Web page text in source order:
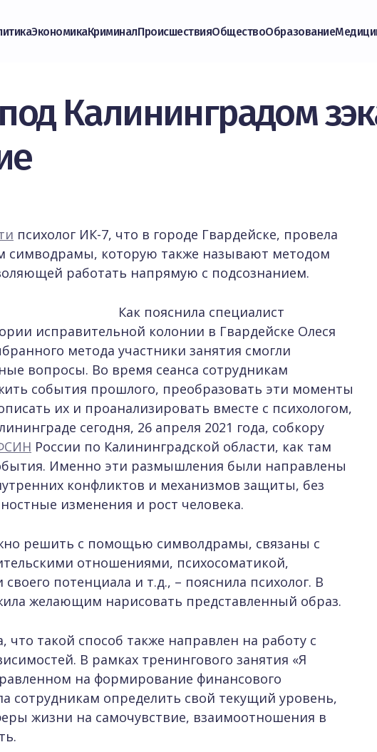
ЭкономикаКриминалПроисшествияОбществоОбразование
Калининградом
психолог ИК-7, что в городе Гвардейске, провела
симводрамы, которую также называют методом
работать напрямую с подсознанием.
Как пояснила специалист
исправительной колонии в Гвардейске Олеся
метода участники занятия смогли
вопросы. Во время сеанса сотрудникам
события прошлого, преобразовать эти моменты
их и проанализировать вместе с психологом,
сегодня, 26 апреля 2021 года, собкору
России по Калининградской области, как там
Именно эти размышления были направлены
конфликтов и механизмов защиты, без
изменения и рост человека.
решить с помощью символдрамы, связаны с
отношениями, психосоматикой,
потенциала и т.д., – пояснила психолог. В
желающим нарисовать представленный образ.
что такой способ также направлен на работу с
В рамках тренингового занятия «Я
на формирование финансового
сотрудникам определить свой текущий уровень,
жизни на самочувствие, взаимоотношения в